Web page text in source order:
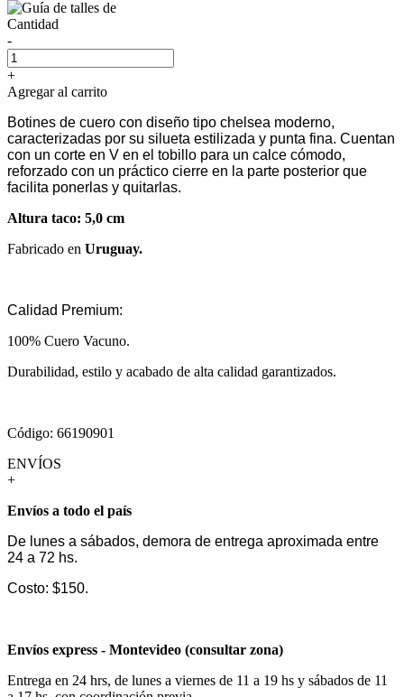
Cantidad
-
+
Agregar al carrito
Botines de cuero con diseño tipo chelsea moderno,
caracterizadas por su silueta estilizada y punta fina. Cuentan
con un corte en V en el tobillo para un calce cómodo,
reforzado con un práctico cierre en la parte posterior que
facilita ponerlas y quitarlas.
Altura taco: 5,0 cm
Fabricado en Uruguay.
Calidad Premium:
100% Cuero Vacuno.
Durabilidad, estilo y acabado de alta calidad garantizados.
Código: 66190901
ENVÍOS
+
Envíos a todo el país
De lunes a sábados, demora de entrega aproximada entre
24 a 72 hs.
Costo: $150.
Envíos express - Montevideo (consultar zona)
Entrega en 24 hrs, de lunes a viernes de 11 a 19 hs y sábados de 11